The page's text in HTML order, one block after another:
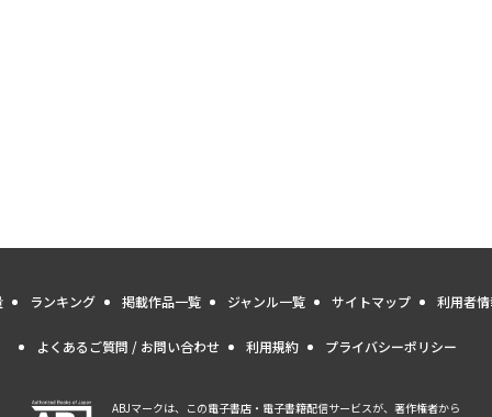
ランキング 掲載作品一覧 ジャンル一覧 サイトマップ 利用者
よくあるご質問 / お問い合わせ 利用規約 プライバシーポリシー
ABJマークは、この電子書店・電子書籍配信サービスが、著作権者から